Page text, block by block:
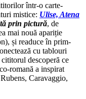
într-o carte-
mistice: Ulise, Atena
prin pictură, de
mai nouă apariție
și readuce în prim-
cu tablouri
descoperă ce
romană a inspirat
Caravaggio,